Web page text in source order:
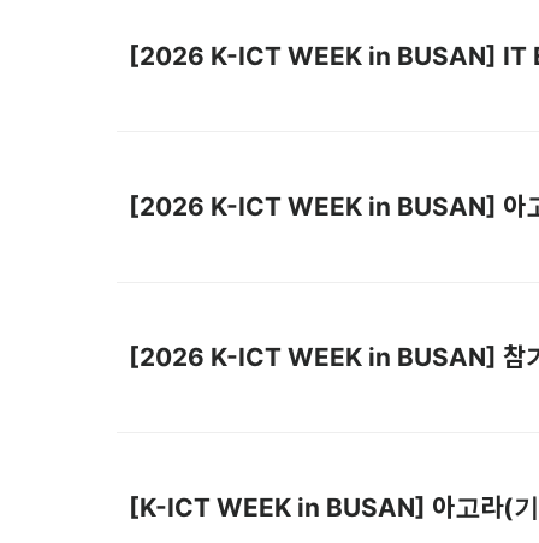
[2026 K-ICT WEEK in BUSAN] IT
[2026 K-ICT WEEK in BUSAN] 아
[2026 K-ICT WEEK in BUSAN] 참
[K-ICT WEEK in BUSAN] 아고라(기